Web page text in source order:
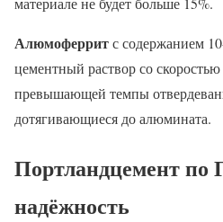
Алюмоферритс содержанием
цементный раствор со
превышающей темпы
дотягивающиеся до алюмината.
Портландцемент
надёжность